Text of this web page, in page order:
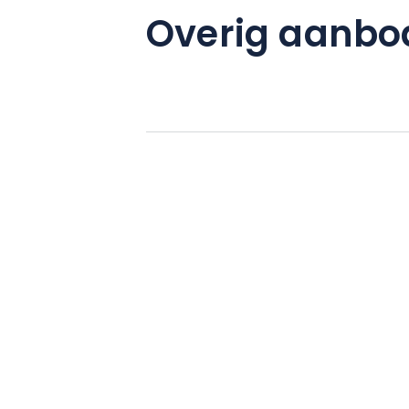
Overig